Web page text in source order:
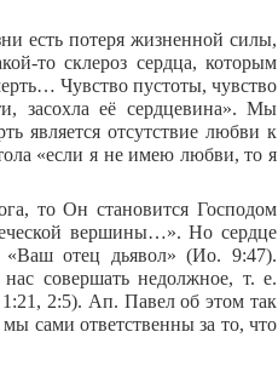
есть потеря жизненной силы,
то склероз сердца, которым
Чувство пустоты, чувство
засохла её сердцевина». Мы
является отсутствие любви к
«если я не имею любви, то я
то Он становится Господом
вершины…». Но сердце
«Ваш отец дьявол» (Ио. 9:47).
совершать недолжное, т. е.
2:5). Ап. Павел об этом так
сами ответственны за то, что